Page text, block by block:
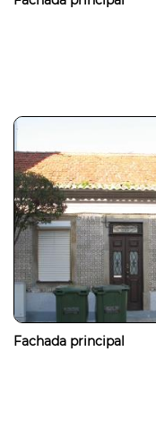
Fachada principal